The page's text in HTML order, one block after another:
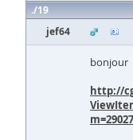
19
jef64
bonjour
http://